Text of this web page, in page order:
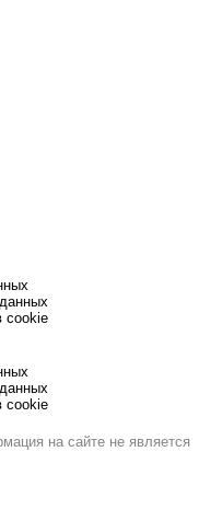
cookie
cookie
на сайте не является